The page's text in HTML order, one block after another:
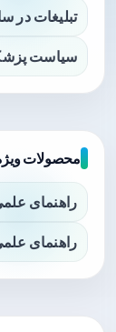
تبلیغات در
سیاست
محصولات
راهنمای
راهنمای